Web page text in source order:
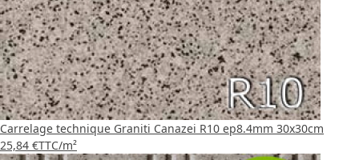
Carrelage technique Graniti Canazei R10 ep8.4mm 30x30cm
25,84 €TTC/m²